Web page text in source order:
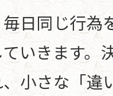
日同じ行為
ていきます。
、小さな「違